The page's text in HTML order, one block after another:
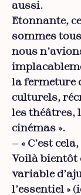
aussi.
Etonnante,
sommes
nous
la fermeture
culturels,
les théâtres,
cinémas ».
— « C’est
Voilà bientôt
variable
l’essentiel »